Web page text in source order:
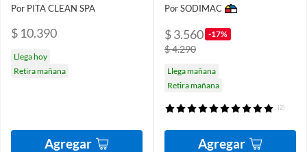
Por PITA CLEAN SPA
$ 10.390
Llega hoy
Retira mañana
Agregar
Por SODIMAC
$ 3.560 -17%
$ 4.290
Llega mañana
Retira mañana
(2)
Agregar